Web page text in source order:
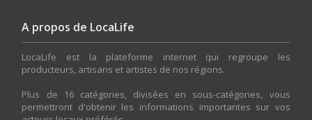
A propos de LocaLife
LocaLife est la plateforme internet qui regroupe les
producteurs, artisans et artistes de nos régions.
Plus de 16 catégories, divisées en sous-catégories, vous
permettront d'obtenir les informations importantes sur vos